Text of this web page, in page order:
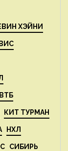
ХЭЙНИ
КИТ ТУРМАН
НХЛ
СИБИРЬ